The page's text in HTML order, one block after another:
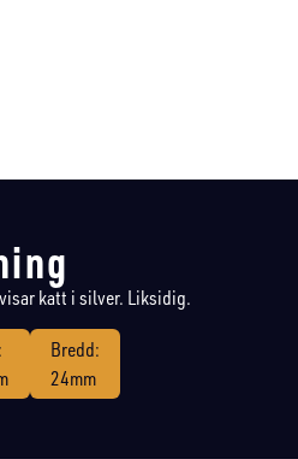
katt i silver. Liksidig.
Bredd:
24mm